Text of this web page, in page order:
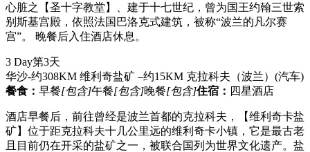
心脏之【圣十字教堂】、建于十七世纪，曾为国王约翰三世索
别斯基宫殿，依照法国巴洛克式建筑，被称“波兰的凡尔赛
宫”。 晚餐后入住酒店休息。
3 Day第3天
华沙-约308KM 维利奇盐矿 –约15KM 克拉科夫（波兰） (汽车)
餐食： 早餐[包含]午餐[包含]晚餐[包含]住宿： 四星酒店
酒店早餐后，前往曾经是波兰首都的克拉科夫，【维利奇卡盐
矿】位于距克拉科夫十几公里远的维利奇卡小镇，它是最古老
且目前仍在开采的盐矿之一，被联合国列为世界文化遗产。盐